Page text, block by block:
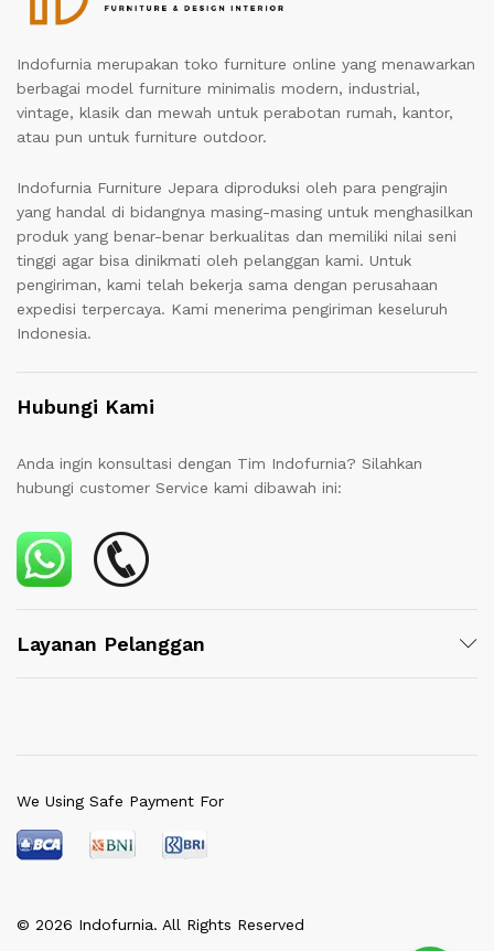
Indofurnia merupakan toko furniture online yang menawarkan
berbagai model furniture minimalis modern, industrial,
vintage, klasik dan mewah untuk perabotan rumah, kantor,
atau pun untuk furniture outdoor.
Indofurnia Furniture Jepara diproduksi oleh para pengrajin
yang handal di bidangnya masing-masing untuk menghasilkan
produk yang benar-benar berkualitas dan memiliki nilai seni
tinggi agar bisa dinikmati oleh pelanggan kami. Untuk
pengiriman, kami telah bekerja sama dengan perusahaan
expedisi terpercaya. Kami menerima pengiriman keseluruh
Indonesia.
Hubungi Kami
Anda ingin konsultasi dengan Tim Indofurnia? Silahkan
hubungi customer Service kami dibawah ini:
Layanan Pelanggan
© 2026 Indofurnia. All Rights Reserved
We Using Safe Payment For